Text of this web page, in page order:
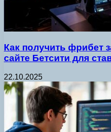
Как получить фрибет
сайте Бетсити для
22.10.2025